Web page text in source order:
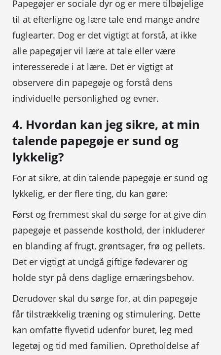
Papegøjer er sociale dyr og er mere tilbøjelige
til at efterligne og lære tale end mange andre
fuglearter. Dog er det vigtigt at forstå, at ikke
alle papegøjer vil lære at tale eller være
interesserede i at lære. Det er vigtigt at
observere din papegøje og forstå dens
individuelle personlighed og evner.
4. Hvordan kan jeg sikre, at min
talende papegøje er sund og
lykkelig?
For at sikre, at din talende papegøje er sund og
lykkelig, er der flere ting, du kan gøre:
Først og fremmest skal du sørge for at give din
papegøje et passende kosthold, der inkluderer
en blanding af frugt, grøntsager, frø og pellets.
Det er vigtigt at undgå giftige fødevarer og
holde styr på dens daglige ernæringsbehov.
Derudover skal du sørge for, at din papegøje
får tilstrækkelig træning og stimulering. Dette
kan omfatte flyvetid udenfor buret, leg med
legetøj og tid med familien. Opretholdelse af